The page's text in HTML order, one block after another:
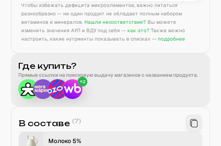
Чтобы избежать дефицита микроэлементов, важно питаться
разнообразно — ни один продукт не обладает полным набором
витаминов и минералов. Нашли несоответствие? Вы можете
изменить значения АУП и ВДУ под себя — как это? Также можно
настроить, какие нутриенты показывать в списках — подробнее
Где купить?
Прямые ссылки на поисковую выдачу магазинов с названием продукта.
+2
В составе (7)
Молоко 5%